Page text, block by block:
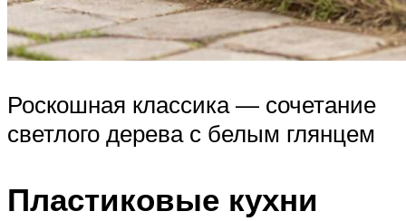
Роскошная классика — сочетание
светлого дерева с белым глянцем
Пластиковые кухни